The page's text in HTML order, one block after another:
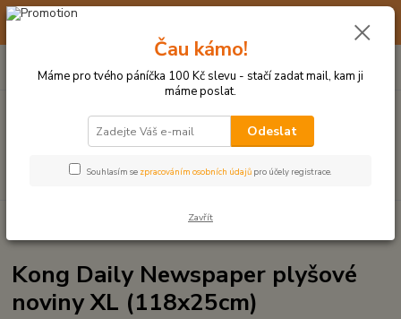
☀️ 10. - 14. SRPNA 2026 MÁME DOVOLENOU ☀️ OBJEDNÁVKY
Hledat
po–pá: 9–17 hod.
za0 Kč
PLYŠOVÉ A TEXTILNÍ HRAČKY
Kong Daily Newspaper plyšové
noviny XL (118x25cm)
Čau kámo!
Máme pro tvého páníčka 100 Kč slevu - stačí zadat mail, kam ji
máme poslat.
Odeslat
Souhlasím se zpracováním osobních údajů pro účely registrace.
Zavřít